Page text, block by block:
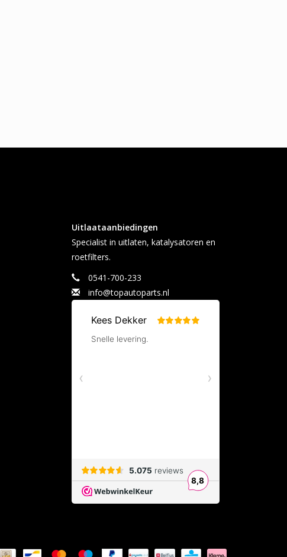
Uitlaataanbiedingen
Specialist in uitlaten, katalysatoren en
roetfilters.
0541-700-233
info@topautoparts.nl